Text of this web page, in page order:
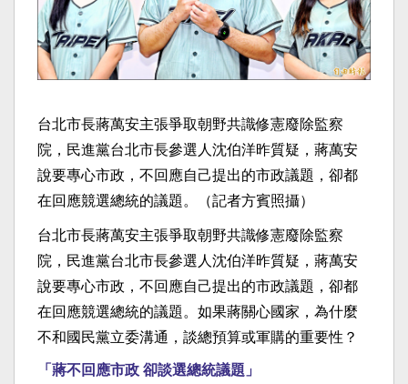
台北市長蔣萬安主張爭取朝野共識修憲廢除監察
院，民進黨台北市長參選人沈伯洋昨質疑，蔣萬安
說要專心市政，不回應自己提出的市政議題，卻都
在回應競選總統的議題。（記者方賓照攝）
台北市長蔣萬安主張爭取朝野共識修憲廢除監察
院，民進黨台北市長參選人沈伯洋昨質疑，蔣萬安
說要專心市政，不回應自己提出的市政議題，卻都
在回應競選總統的議題。如果蔣關心國家，為什麼
不和國民黨立委溝通，談總預算或軍購的重要性？
「蔣不回應市政 卻談選總統議題」